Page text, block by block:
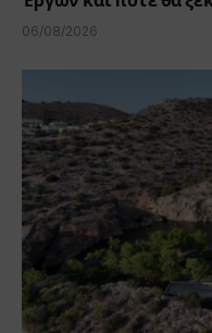
06/08/2026